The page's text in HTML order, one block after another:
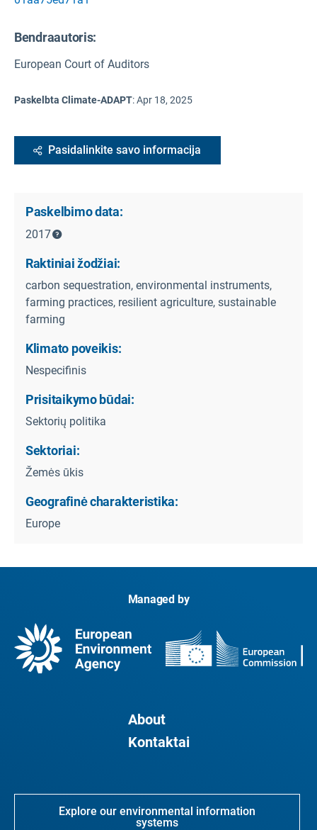
Bendraautoris:
European Court of Auditors
Paskelbta Climate-ADAPT:Apr 18, 2025
Pasidalinkite savo informacija
Paskelbimo data:
2017
Raktiniai žodžiai:
carbon sequestration, environmental instruments,
farming practices, resilient agriculture, sustainable
farming
Klimato poveikis:
Nespecifinis
Prisitaikymo būdai:
Sektorių politika
Sektoriai:
Žemės ūkis
Geografinė charakteristika:
Europe
Managed by
About
Kontaktai
Explore our environmental information
systems